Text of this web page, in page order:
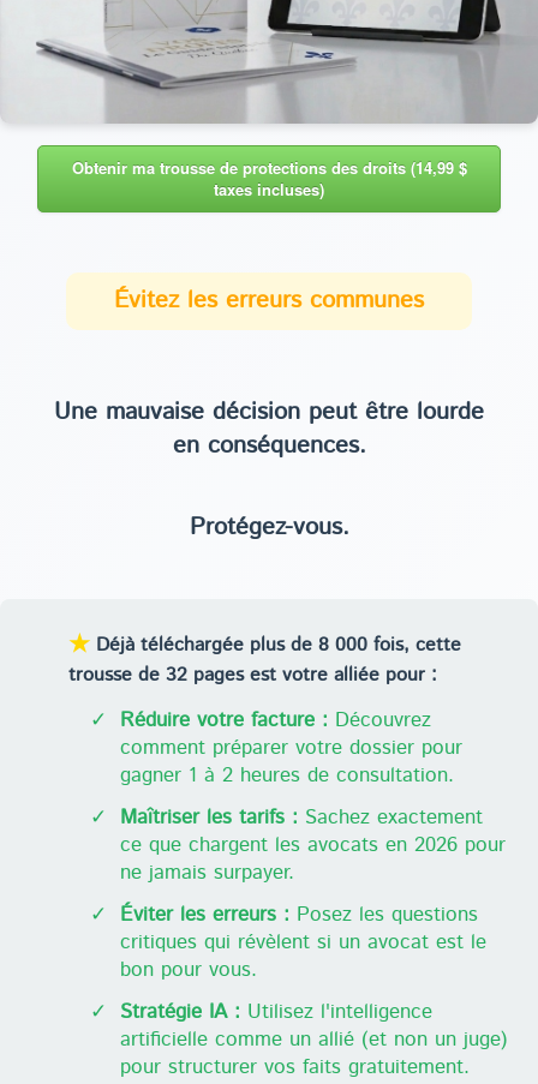
Obtenir ma trousse de protections des droits (14,99 $
taxes incluses)
Évitez les erreurs communes
Une mauvaise décision peut être lourde
en conséquences.
Protégez-vous.
★ Déjà téléchargée plus de 8 000 fois, cette
trousse de 32 pages est votre alliée pour :
✓ Réduire votre facture : Découvrez
comment préparer votre dossier pour
gagner 1 à 2 heures de consultation.
✓ Maîtriser les tarifs : Sachez exactement
ce que chargent les avocats en 2026 pour
ne jamais surpayer.
✓ Éviter les erreurs : Posez les questions
critiques qui révèlent si un avocat est le
bon pour vous.
✓ Stratégie IA : Utilisez l'intelligence
artificielle comme un allié (et non un juge)
pour structurer vos faits gratuitement.